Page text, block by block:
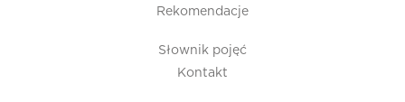
Rekomendacje
Słownik pojęć
Kontakt